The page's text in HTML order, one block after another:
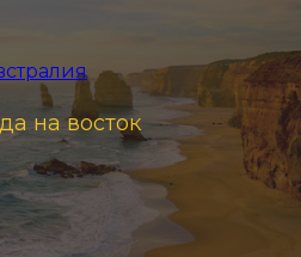
на восток